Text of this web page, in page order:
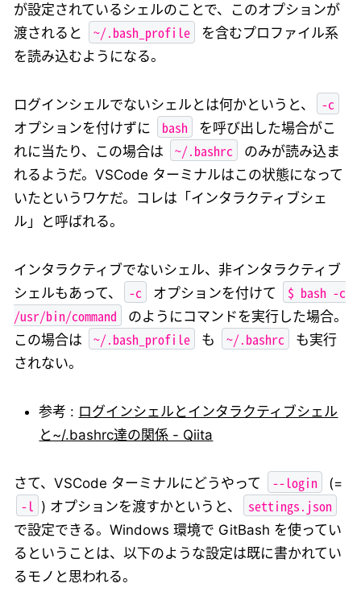
が設定されているシェルのことで、このオプションが
渡されると
~/.bash_profile
を含むプロファイル系
を読み込むようになる。
ログインシェルでないシェルとは何かというと、 -c
オプションを付けずに bash
を呼び出した場合がこ
れに当たり、この場合は
~/.bashrc
のみが読み込ま
れるようだ。VSCode ターミナルはこの状態になって
いたというワケだ。コレは「インタラクティブシェ
ル」と呼ばれる。
インタラクティブでないシェル、非インタラクティブ
シェルもあって、
-c オプションを付けて
$ bash -c
/usr/bin/command
のようにコマンドを実行した場合。
この場合は
~/.bash_profile も ~/.bashrc
も実行
されない。
参考 : ログインシェルとインタラクティブシェル
と~/.bashrc達の関係 - Qiita
さて、VSCode ターミナルにどうやって --login (=
-l ) オプションを渡すかというと、 settings.json
で設定できる。Windows 環境で GitBash を使ってい
るということは、以下のような設定は既に書かれてい
るモノと思われる。